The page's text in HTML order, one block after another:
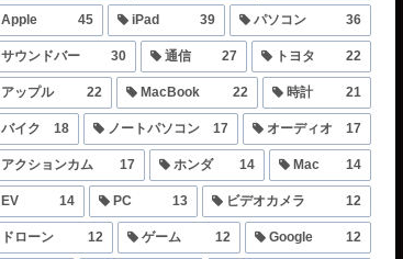
Apple 45 iPad 39 パソコン 36
サウンドバー 30 通信 27 トヨタ 22
アップル 22 MacBook 22 時計 21
バイク 18 ノートパソコン 17 オーディオ 17
アクションカム 17 ホンダ 14 Mac 14
EV 14 PC 13 ビデオカメラ 12
ドローン 12 ゲーム 12 Google 12